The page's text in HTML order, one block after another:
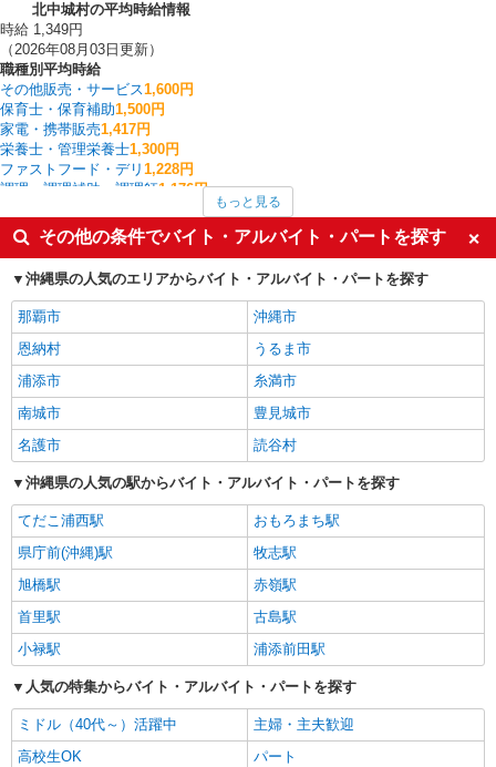
北中城村の平均時給情報
時給 1,349円
（2026年08月03日更新）
職種別平均時給
その他販売・サービス1,600円
保育士・保育補助1,500円
家電・携帯販売1,417円
栄養士・管理栄養士1,300円
ファストフード・デリ 1,228円
調理・調理補助・調理師1,176円
1,150円
レストラン・専門料理店1,100円
アパレル販売1,090円
北中城村の他の職種の平均時給を見る
もっと見る
その他の条件でバイト・アルバイト・パートを探す
沖縄県の人気のエリアからバイト・アルバイト・パートを探す
那覇市
沖縄市
恩納村
うるま市
浦添市
糸満市
南城市
豊見城市
名護市
読谷村
沖縄県の人気の駅からバイト・アルバイト・パートを探す
てだこ浦西駅
おもろまち駅
県庁前(沖縄)駅
牧志駅
旭橋駅
赤嶺駅
首里駅
古島駅
小禄駅
浦添前田駅
人気の特集からバイト・アルバイト・パートを探す
ミドル（40代～）活躍中
主婦・主夫歓迎
高校生OK
パート